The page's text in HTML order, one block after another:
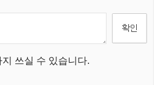
쓰실 수 있습니다.